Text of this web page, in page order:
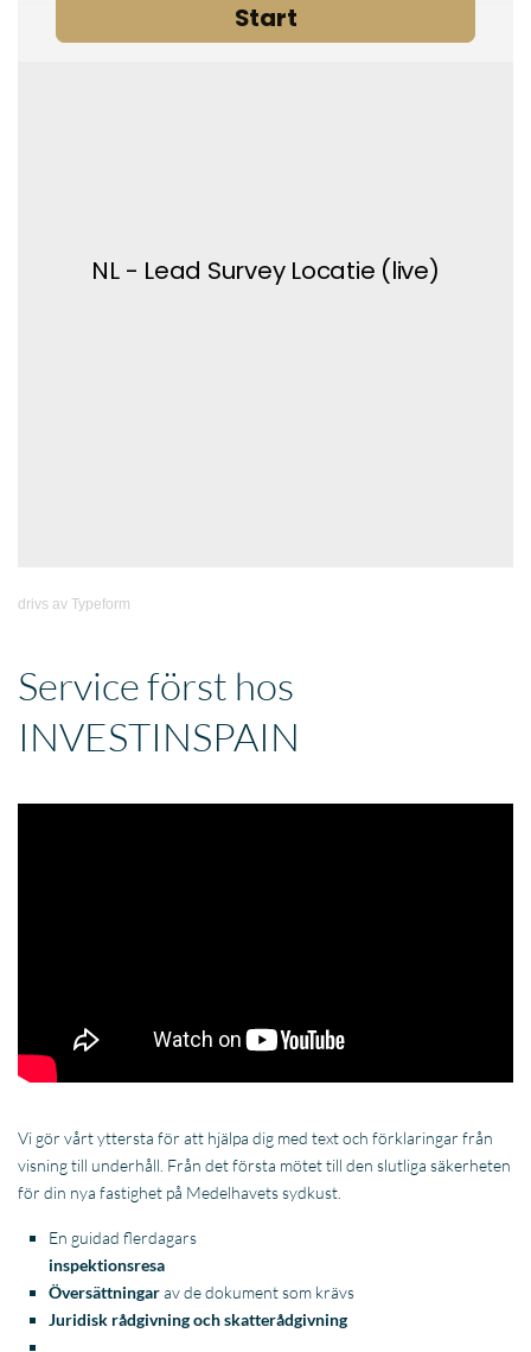
drivs avTypeform
Service först hos
INVESTINSPAIN
Vi gör vårt yttersta för att hjälpa dig med text och förklaringar från
visning till underhåll. Från det första mötet till den slutliga säkerheten
för din nya fastighet på Medelhavets sydkust.
En guidad flerdagars
inspektionsresa
Översättningarav de dokument som krävs
Juridisk rådgivning och skatterådgivning